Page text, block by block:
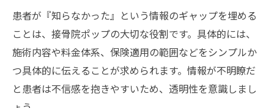
患者が『知らなかった』という情報のギャップを埋める
ことは、接骨院ポップの大切な役割です。具体的には、
施術内容や料金体系、保険適用の範囲などをシンプルか
つ具体的に伝えることが求められます。情報が不明瞭だ
と患者は不信感を抱きやすいため、透明性を意識しまし